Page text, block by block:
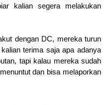
kalian segera melakukan
dengan DC, mereka turun
terima saja apa adanya
tapi kalau mereka sudah
dan bisa melaporkan